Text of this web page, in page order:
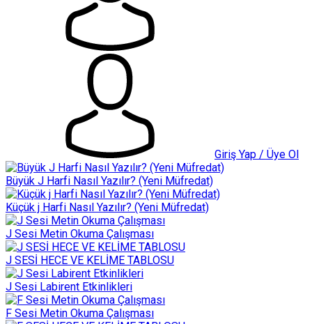
Giriş Yap / Üye Ol
Büyük J Harfi Nasıl Yazılır? (Yeni Müfredat)
Küçük j Harfi Nasıl Yazılır? (Yeni Müfredat)
J Sesi Metin Okuma Çalışması
J SESİ HECE VE KELİME TABLOSU
J Sesi Labirent Etkinlikleri
F Sesi Metin Okuma Çalışması